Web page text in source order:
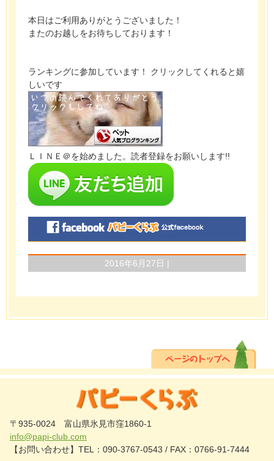
本日はご利用ありがとうございました！
またのお越しをお待ちしております！
ランキングに参加しています！ クリックしてくれると嬉
しいです
ＬＩＮＥ＠を始めました。読者登録をお願いします!!
2016年6月27日 |
〒935-0024 富山県氷見市窪1860-1
info@papi-club.com
【お問い合わせ】TEL：090-3767-0543 / FAX：0766-91-7444